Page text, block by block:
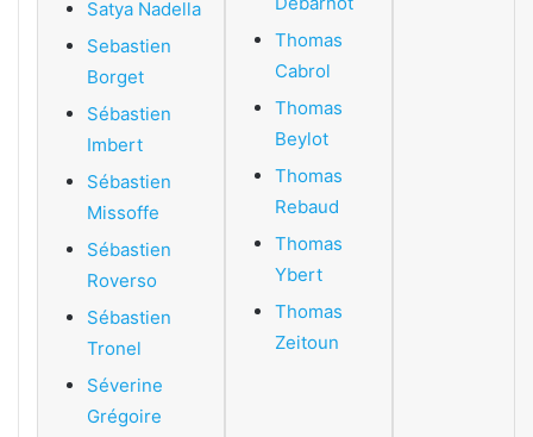
Satya Nadella
Sebastien
Borget
Sébastien
Imbert
Sébastien
Missoffe
Sébastien
Roverso
Sébastien
Tronel
Séverine
Grégoire
Thomas
Cabrol
Thomas
Beylot
Thomas
Rebaud
Thomas
Ybert
Thomas
Zeitoun